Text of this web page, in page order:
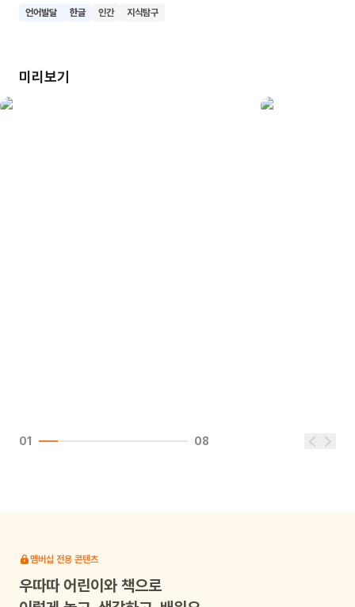
벌릴 때 '아'라고 해요. 이렇게 친숙한 상황과 연결해 한글을
호기심을 자극하고 상상력을 키워줄 수 있어요. 이 책을 통해
어린이들이 한글에 흥미를 갖고 재미있게 배우며, 일상생활
언어발달 한글 인간 지식탐구
미리보기
01 08
멤버십 전용 콘텐츠
우따따어린이와 책으로